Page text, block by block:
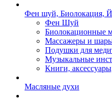
Фен шуй, Биолокация,
Фен Шуй
Биолокационные
Массажеры и шары
Подушки для
Музыкальные
Книги,
Масляные духи